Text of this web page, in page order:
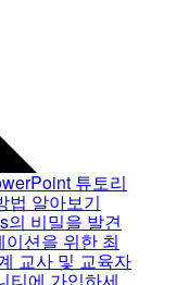
튜토리
법 알아보기
비밀을 발견
션을 위한 최
교사 및 교육자